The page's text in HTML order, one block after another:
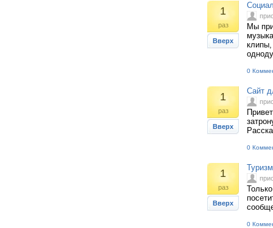
1
раз
Вверх
Мы
0
1
раз
Вверх
Сайт
0
1
раз
Вверх
0